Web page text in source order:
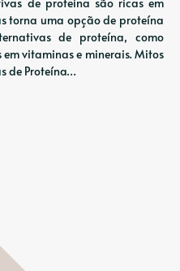
torna uma opção de proteína
de proteína, como
vitaminas e minerais. Mitos
de Proteína…